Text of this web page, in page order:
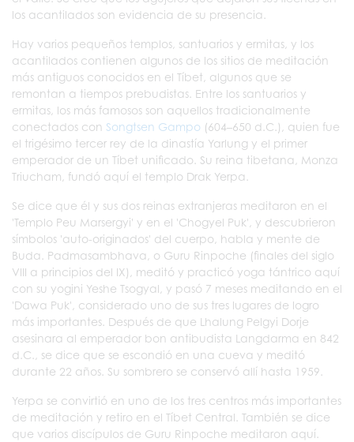
los acantilados son evidencia de su presencia.
Hay varios pequeños templos, santuarios y ermitas, y los
acantilados contienen algunos de los sitios de meditación
más antiguos conocidos en el Tíbet, algunos que se
remontan a tiempos prebudistas. Entre los santuarios y
ermitas, los más famosos son aquellos tradicionalmente
conectados con Songtsen Gampo (604–650 d.C.), quien fue
el trigésimo tercer rey de la dinastía Yarlung y el primer
emperador de un Tíbet unificado. Su reina tibetana, Monza
Triucham, fundó aquí el templo Drak Yerpa.
Se dice que él y sus dos reinas extranjeras meditaron en el
'Templo Peu Marsergyi' y en el 'Chogyel Puk', y descubrieron
símbolos 'auto-originados' del cuerpo, habla y mente de
Buda. Padmasambhava, o Guru Rinpoche (finales del siglo
VIII a principios del IX), meditó y practicó yoga tántrico aquí
con su yogini Yeshe Tsogyal, y pasó 7 meses meditando en el
'Dawa Puk', considerado uno de sus tres lugares de logro
más importantes. Después de que Lhalung Pelgyi Dorje
asesinara al emperador bon antibudista Langdarma en 842
d.C., se dice que se escondió en una cueva y meditó
durante 22 años. Su sombrero se conservó allí hasta 1959.
Yerpa se convirtió en uno de los tres centros más importantes
de meditación y retiro en el Tíbet Central. También se dice
que varios discípulos de Guru Rinpoche meditaron aquí.